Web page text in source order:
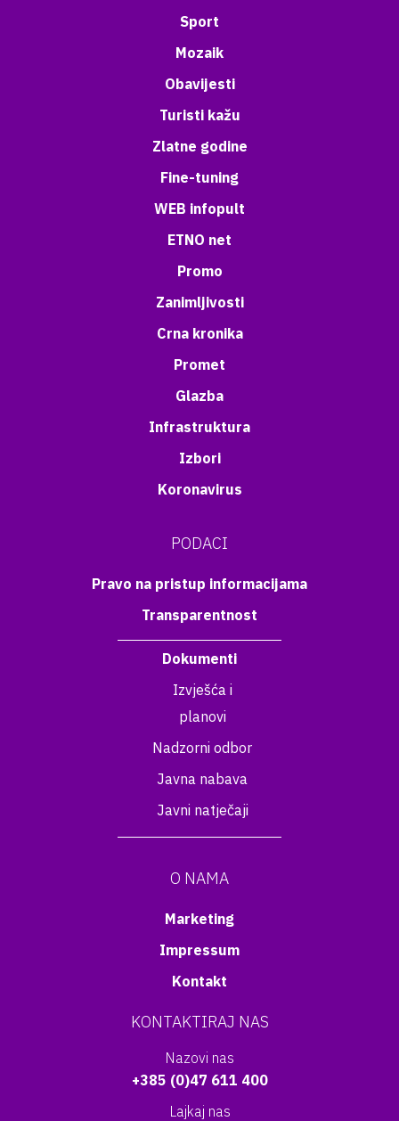
Sport
Mozaik
Obavijesti
Turisti kažu
Zlatne godine
Fine-tuning
WEB infopult
ETNO net
Promo
Zanimljivosti
Crna kronika
Promet
Glazba
Infrastruktura
Izbori
Koronavirus
PODACI
Pravo na pristup informacijama
Transparentnost
Dokumenti
Izvješća i
planovi
Nadzorni odbor
Javna nabava
Javni natječaji
O NAMA
Marketing
Impressum
Kontakt
KONTAKTIRAJ NAS
Nazovi nas
+385 (0)47 611 400
Lajkaj nas